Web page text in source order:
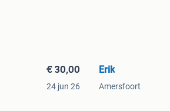
€ 30,00
24 jun 26
Erik
Amersfoort